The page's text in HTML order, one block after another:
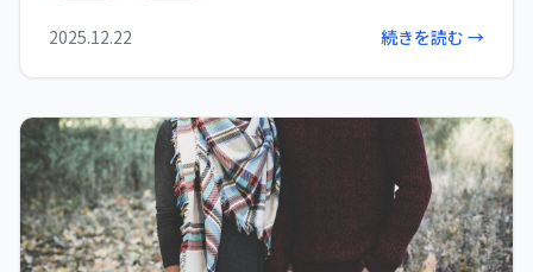
ンにも注目しましょう。もし思いが届かないとき
は、感情を言語化したり紙に書き出したりして心
す。
2025.12.22 続きを読む →